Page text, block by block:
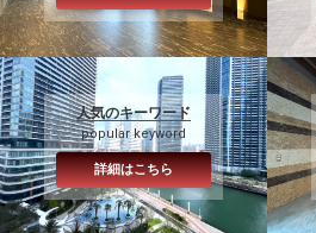
人気のキーワード
popular keyword
詳細はこちら